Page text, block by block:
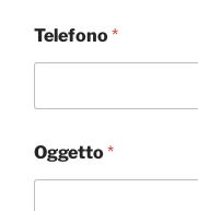
Telefono*
Oggetto*